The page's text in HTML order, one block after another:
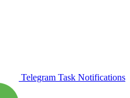
Telegram Task Notifications